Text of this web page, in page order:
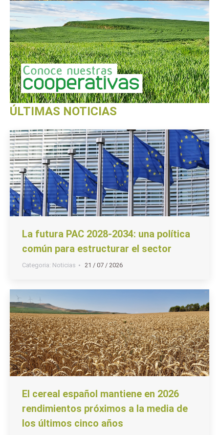
ÚLTIMAS NOTICIAS
La futura PAC 2028-2034: una política
común para estructurar el sector
Categoria: Noticias 21 / 07 / 2026
El cereal español mantiene en 2026
rendimientos próximos a la media de
los últimos cinco años